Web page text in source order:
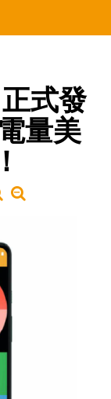
式發
量美